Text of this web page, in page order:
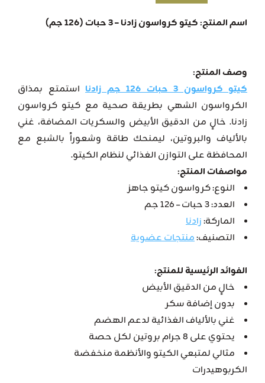
اسم المنتج: كيتو كرواسون زادنا – 3 حبات (126 جم)
وصف المنتج:
كيتو كرواسون 3 حبات 126 جم زادنا
استمتع بمذاق
الكرواسون الشهي بطريقة صحية مع كيتو كرواسون
زادنا. خالٍ من الدقيق الأبيض والسكريات المضافة، غني
بالألياف والبروتين، ليمنحك طاقة وشعوراً بالشبع مع
المحافظة على التوازن الغذائي لنظام الكيتو.
مواصفات المنتج:
النوع: كرواسون كيتو جاهز
العدد: 3 حبات – 126 جم
الماركة:زادنا
التصنيف:منتجات عضوية
الفوائد الرئيسية للمنتج:
خالٍ من الدقيق الأبيض
بدون إضافة سكر
غني بالألياف الغذائية لدعم الهضم
يحتوي على 8 جرام بروتين لكل حصة
مثالي لمتبعي الكيتو والأنظمة منخفضة
الكربوهيدرات